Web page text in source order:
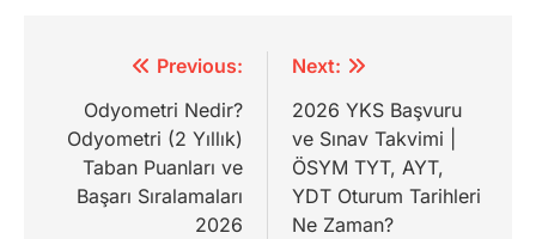
gezinmesi
Previous:
Odyometri Nedir?
Odyometri (2 Yıllık)
Taban Puanları ve
Başarı Sıralamaları
2026
Next:
2026 YKS Başvuru
ve Sınav Takvimi |
ÖSYM TYT, AYT,
YDT Oturum Tarihleri
Ne Zaman?